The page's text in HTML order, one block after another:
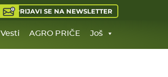
PRIJAVI SE NA NEWSLETTER
Vesti AGRO PRIČE Još